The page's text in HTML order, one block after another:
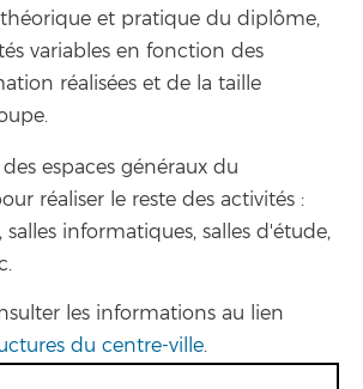
et pratique du diplôme,
variables en fonction des
réalisées et de la taille
espaces généraux du
réaliser le reste des activités :
informatiques, salles d'étude,
les informations au lien
du centre-ville.